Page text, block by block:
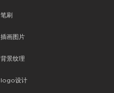
笔刷
插画图片
背景纹理
logo设计